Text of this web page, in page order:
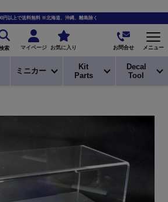
円以上で送料無料 ※北海道、沖縄、離島除く
索 マイページ お気に入り お問合せ メニュー
ミニカー
Kit
Parts
Decal
Tool